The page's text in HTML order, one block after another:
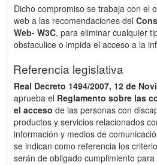
Dicho compromiso se trabaja con el
web a las recomendaciones del
Web- W3C, para eliminar cualquier
obstaculice o impida el acceso a la
Referencia legislativa
Real Decreto 1494/2007, 12 de
aprueba el Reglamento sobre las
el acceso de las personas con
productos y servicios relacionados
información y medios de
se indican como referencia los
serán de obligado cumplimiento